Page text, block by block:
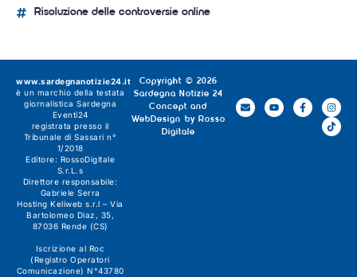
Risoluzione delle controversie online
Copyright © 2026
Sardegna Notizie 24
Concept and
WebDesign by Rosso
Digitale
www.sardegnanotizie24.it
è un marchio della testata
giornalistica Sardegna
Eventi24
registrata presso il
Tribunale di Sassari n°
1/2018
Editore: RossoDigitale
S.r.L.s
Direttore responsabile:
Gabriele Serra
Hosting Keliweb s.r.l – Via
Bartolomeo Diaz, 35,
87036 Rende (CS)
Iscrizione al Roc
(Registro Operatori
Comunicazione) N°43780